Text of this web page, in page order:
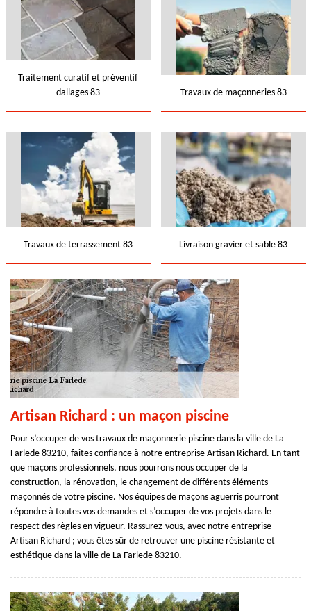
Traitement curatif et préventif
dallages 83
Travaux de maçonneries 83
Travaux de terrassement 83 Livraison gravier et sable 83
Artisan Richard : un maçon piscine
Pour s’occuper de vos travaux de maçonnerie piscine dans la ville de La
Farlede 83210, faites confiance à notre entreprise Artisan Richard. En tant
que maçons professionnels, nous pourrons nous occuper de la
construction, la rénovation, le changement de différents éléments
maçonnés de votre piscine. Nos équipes de maçons aguerris pourront
répondre à toutes vos demandes et s’occuper de vos projets dans le
respect des règles en vigueur. Rassurez-vous, avec notre entreprise
Artisan Richard ; vous êtes sûr de retrouver une piscine résistante et
esthétique dans la ville de La Farlede 83210.